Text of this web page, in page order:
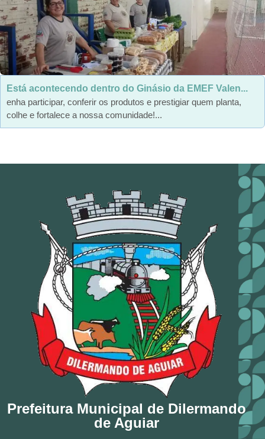
Está acontecendo dentro do Ginásio da EMEF Valen...
enha participar, conferir os produtos e prestigiar quem planta,
colhe e fortalece a nossa comunidade!...
Prefeitura Municipal de Dilermando
de Aguiar